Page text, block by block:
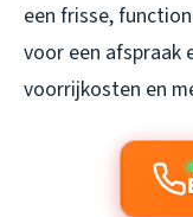
een frisse,
voor een afspraak
voorrijkosten en